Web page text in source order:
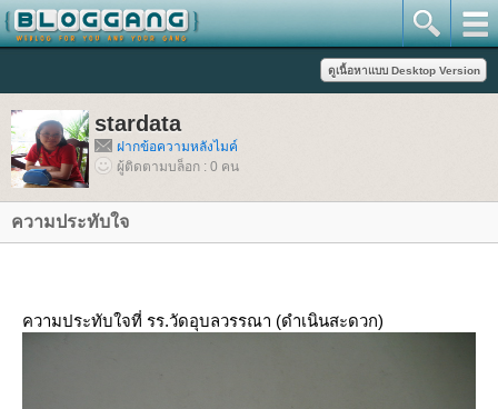
stardata
ฝากข้อความหลังไมค์
ผู้ติดตามบล็อก : 0 คน
ความประทับใจ
ความประทับใจที่ รร.วัดอุบลวรรณา (ดำเนินสะดวก)